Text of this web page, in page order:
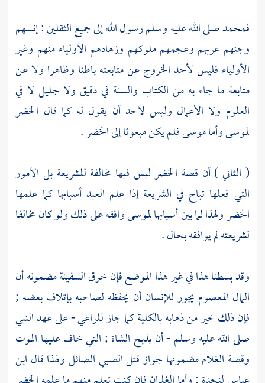
فمحمد صلى الله عليه وسلمرسول الله إلى جميع الثقلين : إنسهم
وجنهم عربهم وعجمهم ملوكهم وزهادهم الأولياء منهم وغير
الأولياء فليس لأحد الخروج عن متابعته باطنا وظاهرا ولا عن
متابعة ما جاء به من الكتاب والسنة في دقيق ولا جليل لا في
العلوم ولا الأعمال وليس لأحد أن يقول له كما قال الخضر
لموسىوأماموسىفلم يكن مبعوثا إلىالخضر.
( الثاني ) أن قصة الخضرليس فيها مخالفة للشريعة بل الأمور
التي فعلها تباح في الشريعة إذا علم العبد أسبابها كما علمها
الخضرولهذا لما بين أسبابهالموسىوافقه على ذلك ولو كان مخالفا
لشريعته لم يوافقه بحال .
وقد بسطنا هذا في غير هذا الموضع فإن خرق السفينة مضمونه أن
المال المعصوم يجور للإنسان أن يحفظه لصاحبه بإتلاف بعضه ;
فإن ذلك خير من ذهابه بالكلية كما جاز للراعي - على عهد النبي
صلى الله عليه وسلم - أن يذبح الشاة ; التي خاف عليها الموت
وقصة الغلام مضمونها جواز قتل الصبي الصائل ولهذا قال ابن